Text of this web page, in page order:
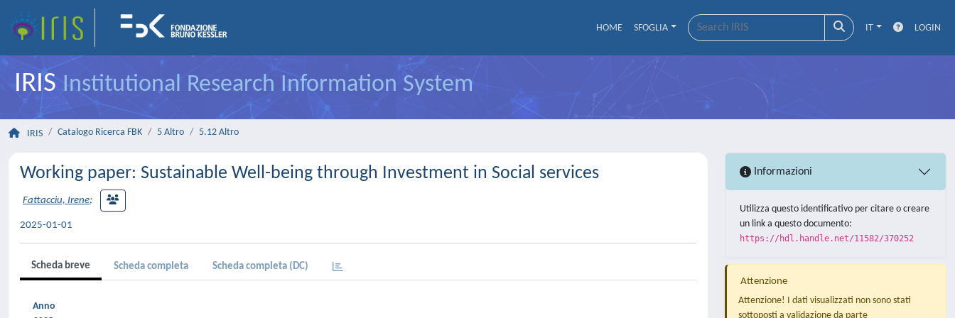
HOME SFOGLIA IT LOGIN
IRISInstitutional Research Information System
IRIS Catalogo Ricerca FBK 5 Altro 5.12 Altro
Working paper: Sustainable Well-being through Investment in Social services
Fattacciu, Irene;
2025-01-01
Scheda breve Scheda completa Scheda completa (DC)
Anno
Informazioni
Utilizza questo identificativo per citare o creare
un link a questo documento:
https://hdl.handle.net/11582/370252
Attenzione
Attenzione! I dati visualizzati non sono stati
sottoposti a validazione da parte